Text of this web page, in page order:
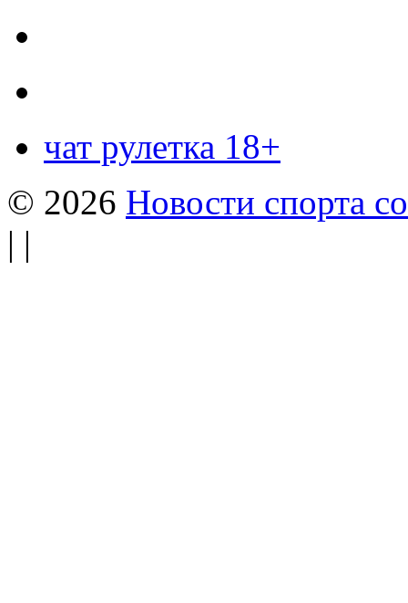
чат рулетка 18+
© 2026 Новости спорта
| |